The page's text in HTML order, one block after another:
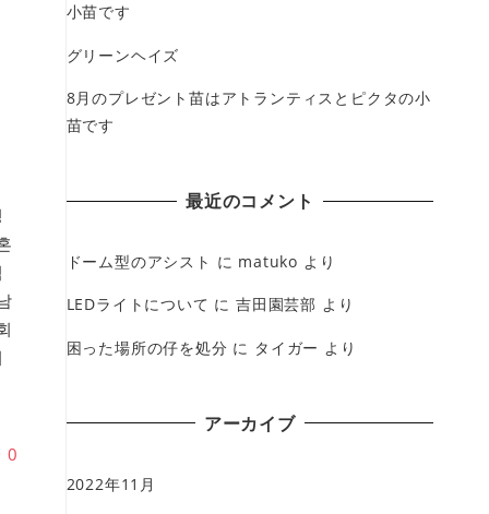
0
小苗です
グリーンヘイズ
8月のプレゼント苗はアトランティスとピクタの小
苗です
最近のコメント
ドーム型のアシスト に matuko より
LEDライトについて に吉田園芸部 より
困った場所の仔を処分 に タイガー より
アーカイブ
2022年11月